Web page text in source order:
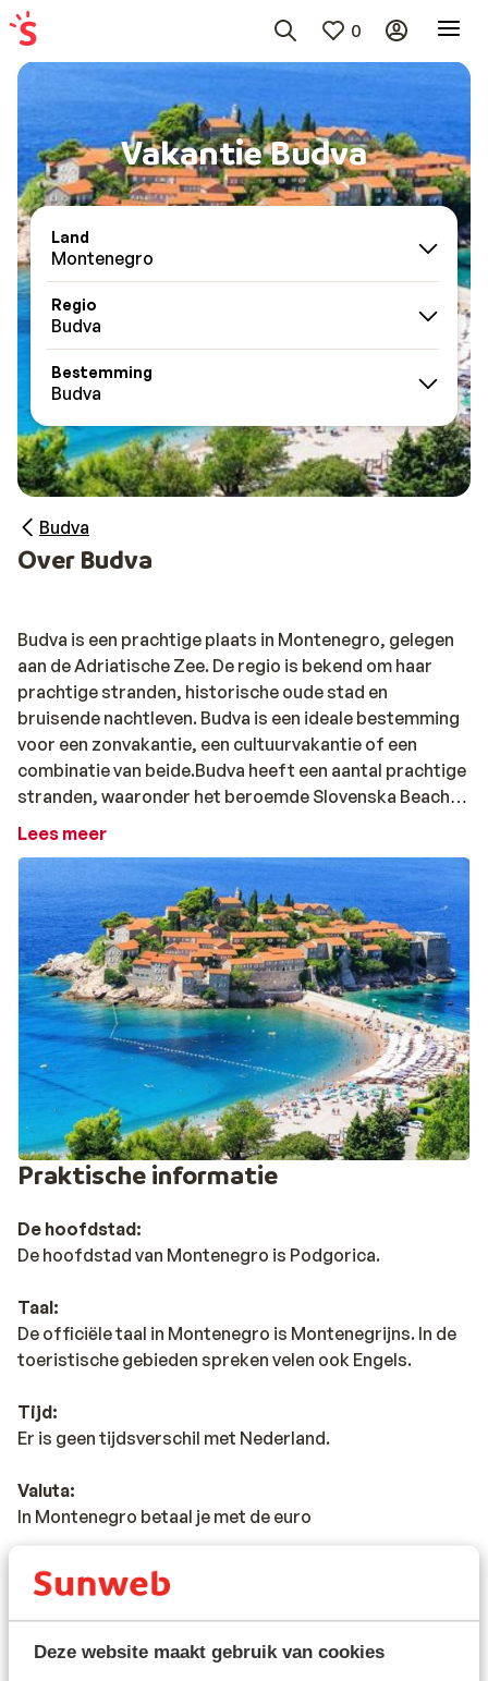
Deze website maakt gebruik van cookies
0
Vakantie Budva
Land
Montenegro
Regio
Budva
Bestemming
Budva
Budva
Over Budva
Budva is een prachtige plaats in Montenegro, gelegen
aan de Adriatische Zee. De regio is bekend om haar
prachtige stranden, historische oude stad en
bruisende nachtleven. Budva is een ideale bestemming
voor een zonvakantie, een cultuurvakantie of een
combinatie van beide.Budva heeft een aantal prachtige
stranden, waaronder het beroemde Slovenska Beach.
Dit strand is 1 kilometer lang en heeft een fijne
Becici Beach, Mogren Beach en Sveti Stefan.
De oude stad van Budva is een beschermd UNESCO-
werelderfgoed. De stad is gebouwd op een rotsachtige
kaap en heeft een prachtig uitzicht op de zee. De oude
stad is vol met smalle straatjes, gezellige restaurants
en bars.
Lees meer
Praktische informatie
De hoofdstad:
De hoofdstad van Montenegro is Podgorica.
Taal:
De officiële taal in Montenegro is Montenegrijns. In de
toeristische gebieden spreken velen ook Engels.
Tijd:
Er is geen tijdsverschil met Nederland.
Valuta:
In Montenegro betaal je met de euro
Voltage:
De spanning is net als in Nederland 220 volt. Je hebt
geen verloopstekker nodig